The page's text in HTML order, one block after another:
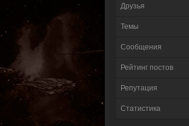
Друзья
Темы
Сообщения
Рейтинг постов
Репутация
Статистика